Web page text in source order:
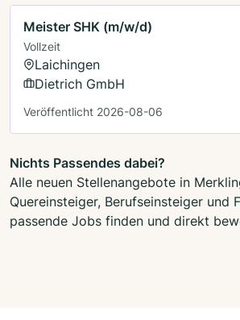
Meister SHK (m/w/d)
Vollzeit
Laichingen
Dietrich GmbH
Veröffentlicht 2026-08-06
Nichts Passendes dabei?
Alle neuen Stellenangebote in
Quereinsteiger, Berufseinsteiger und
passende Jobs finden und direkt